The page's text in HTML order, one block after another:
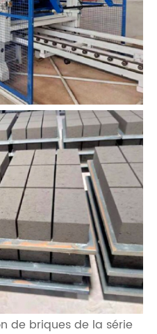
de briques de la série